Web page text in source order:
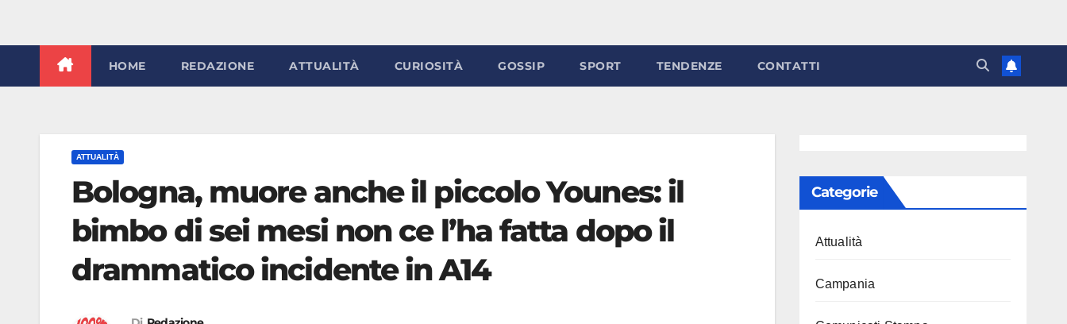
HOME REDAZIONE ATTUALITÀ CURIOSITÀ GOSSIP SPORT TENDENZE CONTATTI
ATTUALITÀ
Bologna, muore anche il piccolo Younes: il
bimbo di sei mesi non ce l’ha fatta dopo il
drammatico incidente in A14
Categorie
Attualità
Campania